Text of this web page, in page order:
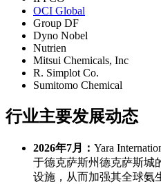
OCI Global
Group DF
Dyno Nobel
Nutrien
Mitsui Chemicals, Inc
R. Simplot Co.
Sumitomo Chemical
行业主要发展动态
2026年7月： Yara
于德克萨斯州德克萨斯城
设施，从而加强其全球氨